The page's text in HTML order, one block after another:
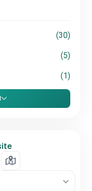
(30)
(5)
(1)